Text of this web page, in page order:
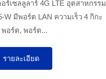
อร์เซลลูลาร์ 4G LTE อุตสาหกรรม
W มีพอร์ต LAN ความเร็ว 4 กิกะ
อร์ต, พอร์ต...
รายละเอียด